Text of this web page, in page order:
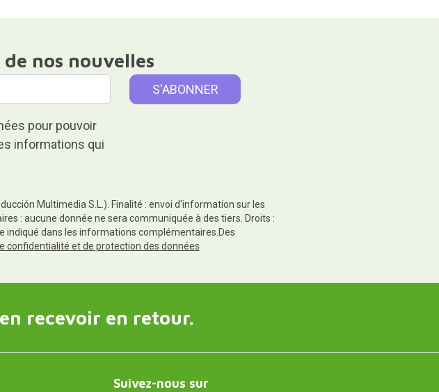
nos nouvelles
pour pouvoir
informations qui
Multimedia S.L.). Finalité : envoi d'information sur les
: aucune donnée ne sera communiquée à des tiers. Droits :
indiqué dans les informations complémentaires.Des
confidentialité et de protection des données
recevoir en retour.
Suivez-nous sur